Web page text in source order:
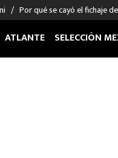
Por qué se cayó el fichaje
ATLANTE SELECCIÓN